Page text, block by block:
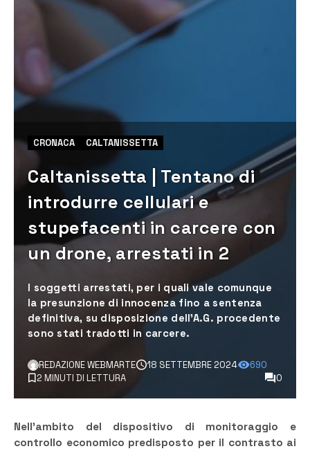
CRONACA CALTANISSETTA
Caltanissetta | Tentano di
introdurre cellulari e
stupefacenti in carcere con
un drone, arrestati in 2
I soggetti arrestati, per i quali vale comunque
la presunzione di innocenza fino a sentenza
definitiva, su disposizione dell’A.G. procedente
sono stati tradotti in carcere.
REDAZIONE WEBMARTE 18 SETTEMBRE 2024
690
2 MINUTI DI LETTURA
0
Nell’ambito del dispositivo di monitoraggio e
controllo economico predisposto per il contrasto ai